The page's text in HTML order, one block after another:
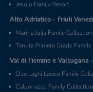
Jesolo Family Resort
Alto Adriatico - Friuli
Marina Julia Family Collection
Tenuta Primero Grado Family
Val di Fiemme e
Due Laghi Levico Family
Caldonazzo Family Collection